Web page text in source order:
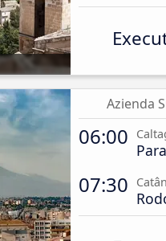
Azienda
06:00
07:30